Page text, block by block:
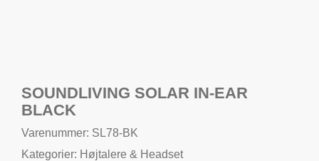
SOUNDLIVING SOLAR IN-EAR
BLACK
Varenummer: SL78-BK
Kategorier: Højtalere & Headset